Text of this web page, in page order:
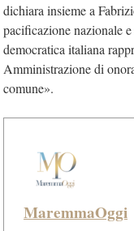
dichiara insieme a
pacificazione nazionale
democratica italiana
Amministrazione di
comune».
MaremmaOggi